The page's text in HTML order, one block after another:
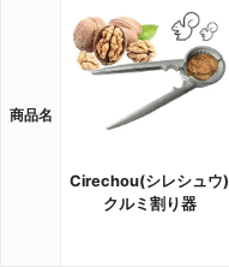
商品名
Cirechou(シレシュウ)
クルミ割り器